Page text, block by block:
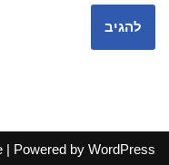
| Powered by WordPress